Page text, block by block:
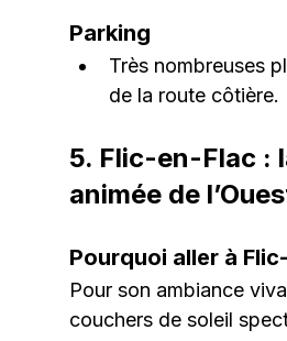
Parking
Très nombreuses
de la route côtière.
5. Flic-en-Flac :
animée de
Pourquoi aller à
Pour son ambiance
couchers de soleil